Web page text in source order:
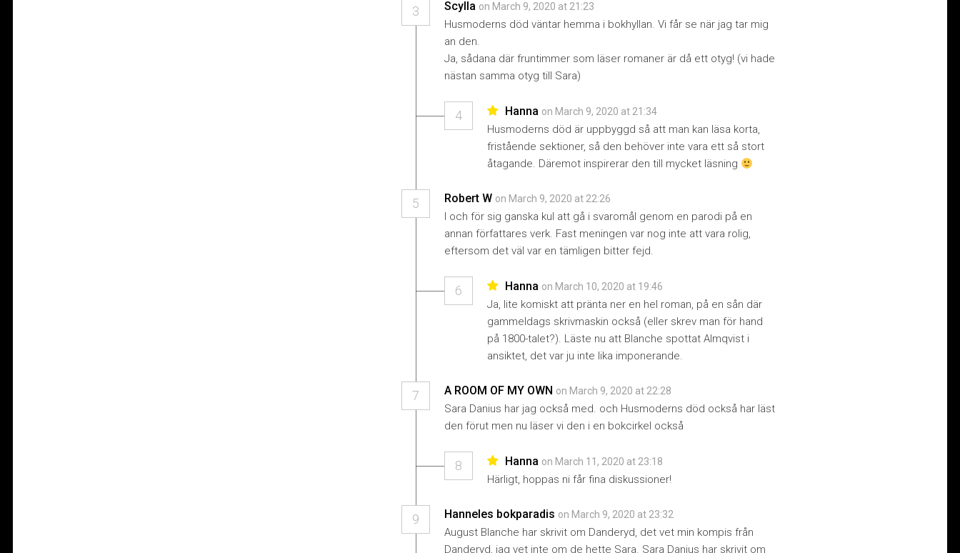
3 Scylla on March 9, 2020 at 21:23
Husmoderns död väntar hemma i bokhyllan. Vi får se när jag tar mig
an den.
Ja, sådana där fruntimmer som läser romaner är då ett otyg! (vi hade
nästan samma otyg till Sara)
4 Hanna on March 9, 2020 at 21:34
Husmoderns död är uppbyggd så att man kan läsa korta,
fristående sektioner, så den behöver inte vara ett så stort
åtagande. Däremot inspirerar den till mycket läsning
5 Robert W on March 9, 2020 at 22:26
I och för sig ganska kul att gå i svaromål genom en parodi på en
annan författares verk. Fast meningen var nog inte att vara rolig,
eftersom det väl var en tämligen bitter fejd.
6 Hanna on March 10, 2020 at 19:46
Ja, lite komiskt att pränta ner en hel roman, på en sån där
gammeldags skrivmaskin också (eller skrev man för hand
på 1800-talet?). Läste nu att Blanche spottat Almqvist i
ansiktet, det var ju inte lika imponerande.
7 A ROOM OF MY OWN on March 9, 2020 at 22:28
Sara Danius har jag också med. och Husmoderns död också har läst
den förut men nu läser vi den i en bokcirkel också
8 Hanna on March 11, 2020 at 23:18
Härligt, hoppas ni får fina diskussioner!
9 Hanneles bokparadis on March 9, 2020 at 23:32
August Blanche har skrivit om Danderyd, det vet min kompis från
Danderyd, jag vet inte om de hette Sara. Sara Danius har skrivit om